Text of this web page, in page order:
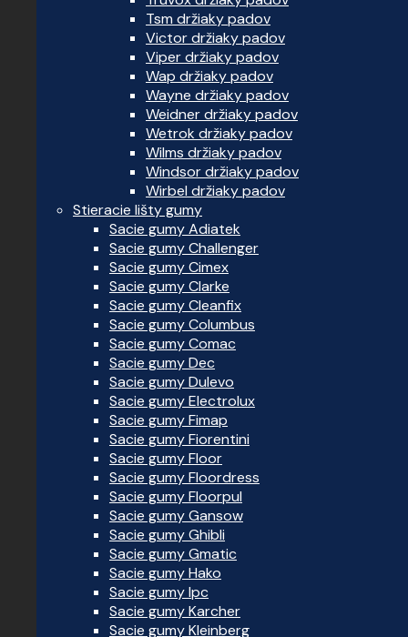
Tsm držiaky padov
Victor držiaky padov
Viper držiaky padov
Wap držiaky padov
Wayne držiaky padov
Weidner držiaky padov
Wetrok držiaky padov
Wilms držiaky padov
Windsor držiaky padov
Wirbel držiaky padov
Stieracie lišty gumy
Sacie gumy Adiatek
Sacie gumy Challenger
Sacie gumy Cimex
Sacie gumy Clarke
Sacie gumy Cleanfix
Sacie gumy Columbus
Sacie gumy Comac
Sacie gumy Dec
Sacie gumy Dulevo
Sacie gumy Electrolux
Sacie gumy Fimap
Sacie gumy Fiorentini
Sacie gumy Floor
Sacie gumy Floordress
Sacie gumy Floorpul
Sacie gumy Gansow
Sacie gumy Ghibli
Sacie gumy Gmatic
Sacie gumy Hako
Sacie gumy Ipc
Sacie gumy Karcher
Sacie gumy Kleinberg